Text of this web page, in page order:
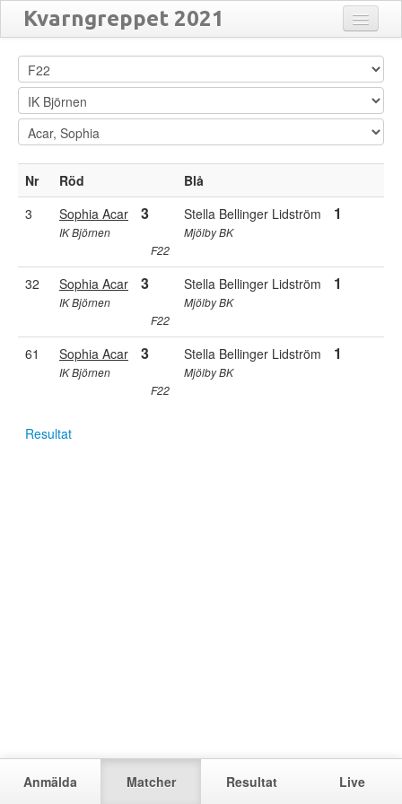
Kvarngreppet 2021
Anmälda
Matcher
Resultat
Översikt
Turneringar
Nr Röd
Blå
3
Sophia Acar 3
IK Björnen
F22
Stella Bellinger Lidström 1
Mjölby BK
32 Sophia Acar 3
IK Björnen
F22
Stella Bellinger Lidström 1
Mjölby BK
61 Sophia Acar 3
IK Björnen
F22
Stella Bellinger Lidström 1
Mjölby BK
Resultat
Close Flytta
Anmälda Matcher Resultat Live